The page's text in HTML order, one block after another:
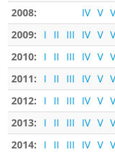
2008:
IV V
2009:
I II III IV V
2010:
I II III IV V
2011:
I II III IV V
2012:
I II III IV V
2013:
I II III IV V
2014:
I II III IV V